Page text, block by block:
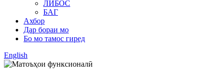
ЛИБОС
БАГ
Ахбор
Дар бораи мо
Бо мо тамос гиред
English